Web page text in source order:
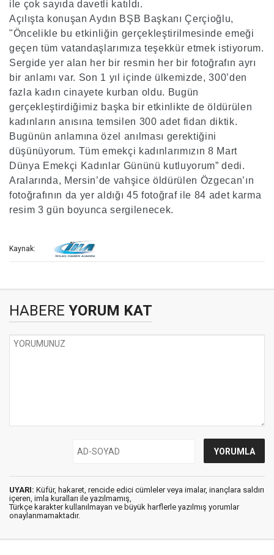
ile çok sayıda davetli katıldı.
Açılışta konuşan Aydın BŞB Başkanı Çerçioğlu,
"Öncelikle bu etkinliğin gerçekleştirilmesinde emeği
geçen tüm vatandaşlarımıza teşekkür etmek istiyorum.
Sergide yer alan her bir resmin her bir fotoğrafın ayrı
bir anlamı var. Son 1 yıl içinde ülkemizde, 300’den
fazla kadın cinayete kurban oldu. Bugün
gerçekleştirdiğimiz başka bir etkinlikte de öldürülen
kadınların anısına temsilen 300 adet fidan diktik.
Bugünün anlamına özel anılması gerektiğini
düşünüyorum. Tüm emekçi kadınlarımızın 8 Mart
Dünya Emekçi Kadınlar Gününü kutluyorum” dedi.
Aralarında, Mersin’de vahşice öldürülen Özgecan’ın
fotoğrafının da yer aldığı 45 fotoğraf ile 84 adet karma
resim 3 gün boyunca sergilenecek.
Kaynak:
HABERE YORUM KAT
UYARI: Küfür, hakaret, rencide edici cümleler veya imalar, inançlara saldırı
içeren, imla kuralları ile yazılmamış,
Türkçe karakter kullanılmayan ve büyük harflerle yazılmış yorumlar
onaylanmamaktadır.